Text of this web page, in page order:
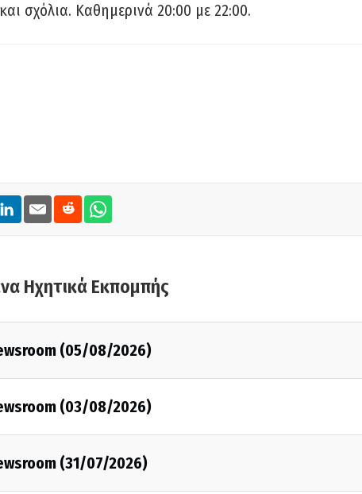
σχόλια. Καθημερινά 20:00 με 22:00.
Ηχητικά Εκπομπής
(05/08/2026)
(03/08/2026)
(31/07/2026)